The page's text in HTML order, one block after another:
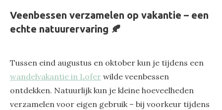
Veenbessen verzamelen op vakantie – een
echte natuurervaring 🍂
Tussen eind augustus en oktober kun je tijdens een
wandelvakantie in Lofer wilde veenbessen
ontdekken. Natuurlijk kun je kleine hoeveelheden
verzamelen voor eigen gebruik – bij voorkeur tijdens